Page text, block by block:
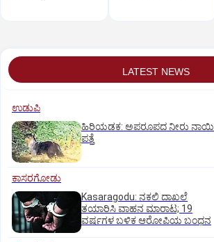
LATEST NEWS
ಉಡುಪಿ
ಹಿರಿಯಡಕ: ಅಪರೂಪದ ನೀರು ನಾಯಿ
ಪತ್ತೆ
ಕಾಸರಗೋಡು
Kasaragodu: ನಕಲಿ ದಾಖಲೆ
ತಯಾರಿಸಿ ವಾಹನ ಮಾರಾಟ; 19
ವರ್ಷಗಳ ಬಳಿಕ ಆರೋಪಿಯ ಬಂಧನ